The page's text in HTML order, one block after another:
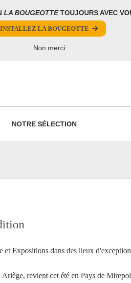
LA BOUGEOTTETOUJOURS AVEC
INSTALLEZ LA BOUGEOTTE
Non merci
NOTRE SÉLECTION
et Expositions dans des lieux
revient cet été en Pays de
PARTAGER